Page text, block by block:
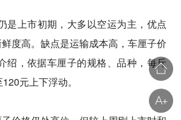
上市初期，大多以空运为主，优点
度高。缺点是运输成本高，车厘子价
绍，依据车厘子的规格、品种，每斤
元上下浮动。